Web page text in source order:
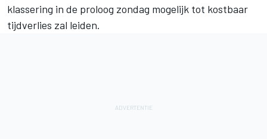
klassering in de proloog zondag mogelijk tot kostbaar
tijdverlies zal leiden.